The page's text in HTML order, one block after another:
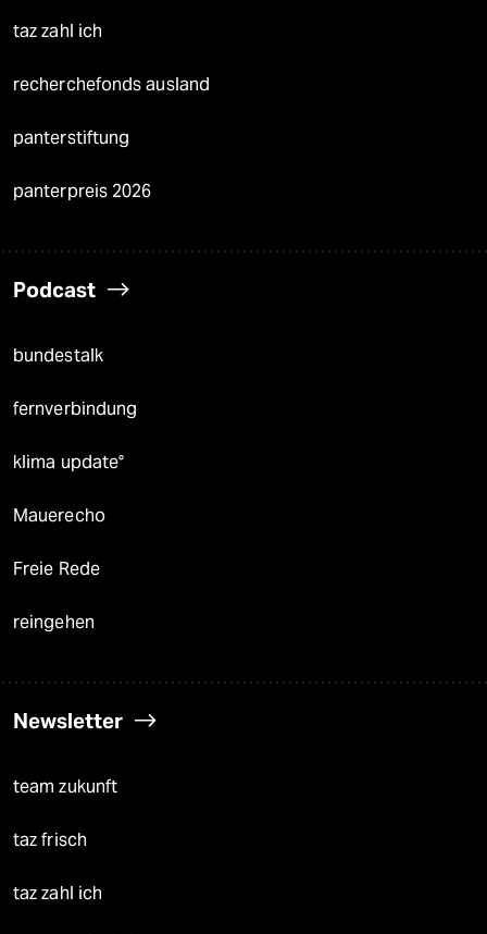
taz zahl ich
recherchefonds ausland
panterstiftung
panterpreis 2026
Podcast
bundestalk
fernverbindung
klima update°
Mauerecho
Freie Rede
reingehen
Newsletter
team zukunft
taz frisch
taz zahl ich